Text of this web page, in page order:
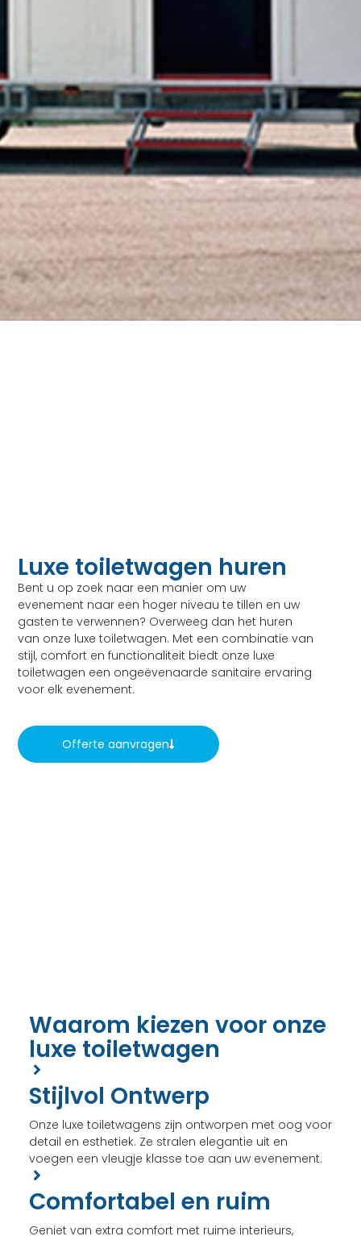
Luxe toiletwagen huren
Bent u op zoek naar een manier om uw
evenement naar een hoger niveau te tillen en uw
gasten te verwennen? Overweeg dan het huren
van onze luxe toiletwagen. Met een combinatie van
stijl, comfort en functionaliteit biedt onze luxe
toiletwagen een ongeëvenaarde sanitaire ervaring
voor elk evenement.
Offerte aanvragen
Waarom kiezen voor onze
luxe toiletwagen
Stijlvol Ontwerp
Onze luxe toiletwagens zijn ontworpen met oog voor
detail en esthetiek. Ze stralen elegantie uit en
voegen een vleugje klasse toe aan uw evenement.
Comfortabel en ruim
Geniet van extra comfort met ruime interieurs,